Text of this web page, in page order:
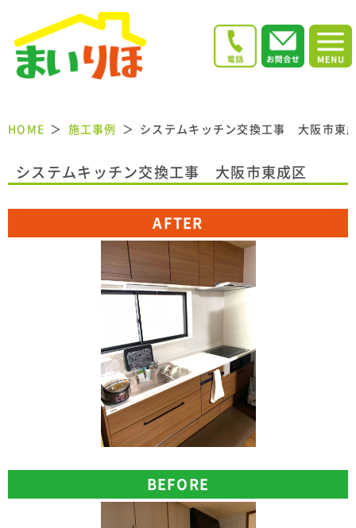
HOME 施工事例 システムキッチン交換工事 大阪市東
システムキッチン交換工事 大阪市東成区
AFTER
BEFORE